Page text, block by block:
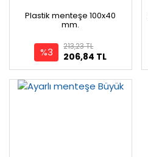
Plastik menteşe 100x40
mm.
%3 206,84 TL
213,23 TL